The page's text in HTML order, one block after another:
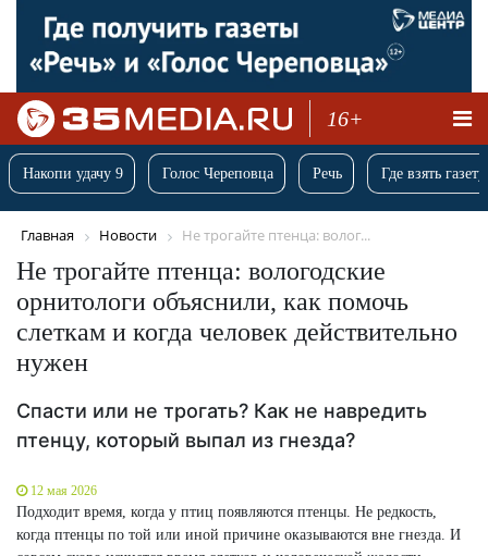
16+
Накопи удачу 9 Голос Череповца Речь Где взять
Главная Новости Не трогайте птенца: волог...
Не трогайте птенца: вологодские
орнитологи объяснили, как помочь
слеткам и когда человек действительно
нужен
Спасти или не трогать? Как не навредить
птенцу, который выпал из гнезда?
12 мая 2026
Подходит время, когда у птиц появляются птенцы. Не редкость,
когда птенцы по той или иной причине оказываются вне гнезда. И